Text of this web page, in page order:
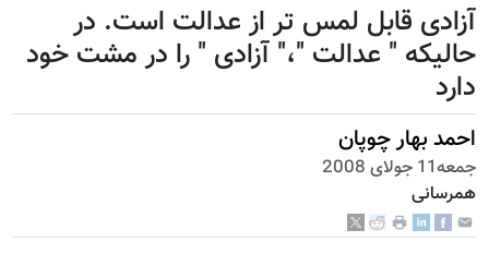
آزادی قابل لمس تر از عدالت است. در
حالیکه " عدالت "،" آزادی " را در مشت خود
دارد
احمد بهار چوپان
جمعه11 جولای 2008
همرسانی